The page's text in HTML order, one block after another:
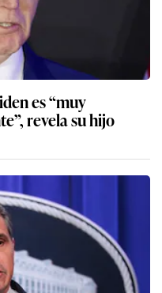
es “muy
revela su hijo